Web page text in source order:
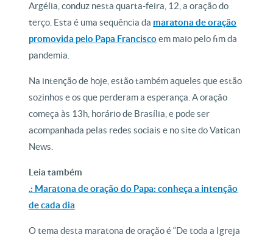
Argélia, conduz nesta quarta-feira, 12, a oração do
terço. Esta é uma sequência da maratona de oração
promovida pelo Papa Francisco em maio pelo fim da
pandemia.
Na intenção de hoje, estão também aqueles que estão
sozinhos e os que perderam a esperança. A oração
começa às 13h, horário de Brasília, e pode ser
acompanhada pelas redes sociais e no site do Vatican
News.
Leia também
.: Maratona de oração do Papa: conheça a intenção
de cada dia
O tema desta maratona de oração é “De toda a Igreja